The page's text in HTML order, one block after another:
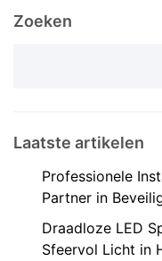
we ...
Zoeken
Laatste artikelen
Professionele
Partner in
Draadloze LED
Sfeervol Licht in